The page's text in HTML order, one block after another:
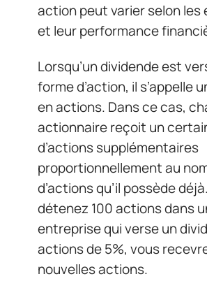
action peut varier selon les
et leur performance
Lorsqu’un dividende est
forme d’action, il s’appelle
en actions. Dans ce cas,
actionnaire reçoit un
d’actions supplémentaires
proportionnellement au
d’actions qu’il possède
détenez 100 actions dans
entreprise qui verse un
actions de 5%, vous
nouvelles actions.